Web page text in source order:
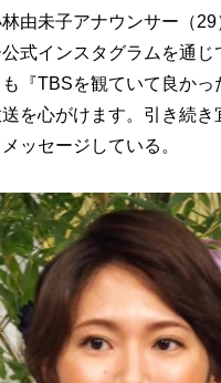
由未子アナウンサー（29
式インスタグラムを通じ
も『TBSを観ていて良か
を心がけます。引き続き
ッセージしている。